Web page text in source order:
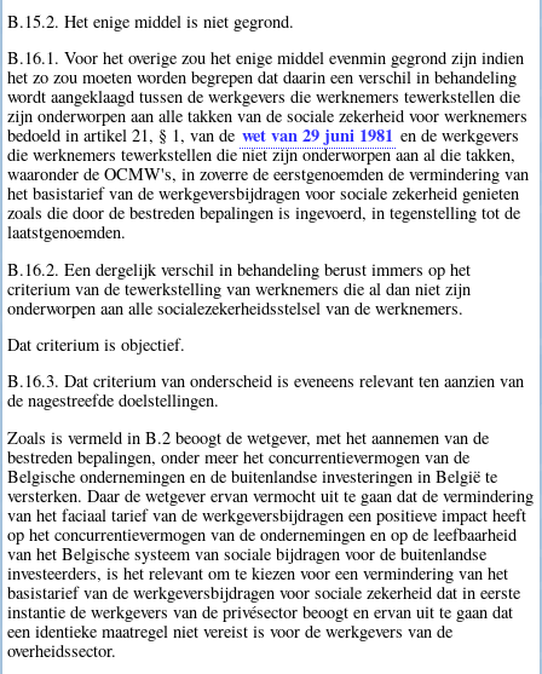
B.15.2. Het enige middel is niet gegrond.
B.16.1. Voor het overige zou het enige middel evenmin gegrond zijn indien
het zo zou moeten worden begrepen dat daarin een verschil in behandeling
wordt aangeklaagd tussen de werkgevers die werknemers tewerkstellen die
zijn onderworpen aan alle takken van de sociale zekerheid voor werknemers
bedoeld in artikel 21, § 1, van de wet van 29 juni 1981 en de werkgevers
die werknemers tewerkstellen die niet zijn onderworpen aan al die takken,
waaronder de OCMW's, in zoverre de eerstgenoemden de vermindering van
het basistarief van de werkgeversbijdragen voor sociale zekerheid genieten
zoals die door de bestreden bepalingen is ingevoerd, in tegenstelling tot de
laatstgenoemden.
B.16.2. Een dergelijk verschil in behandeling berust immers op het
criterium van de tewerkstelling van werknemers die al dan niet zijn
onderworpen aan alle socialezekerheidsstelsel van de werknemers.
Dat criterium is objectief.
B.16.3. Dat criterium van onderscheid is eveneens relevant ten aanzien van
de nagestreefde doelstellingen.
Zoals is vermeld in B.2 beoogt de wetgever, met het aannemen van de
bestreden bepalingen, onder meer het concurrentievermogen van de
Belgische ondernemingen en de buitenlandse investeringen in België te
versterken. Daar de wetgever ervan vermocht uit te gaan dat de vermindering
van het faciaal tarief van de werkgeversbijdragen een positieve impact heeft
op het concurrentievermogen van de ondernemingen en op de leefbaarheid
van het Belgische systeem van sociale bijdragen voor de buitenlandse
investeerders, is het relevant om te kiezen voor een vermindering van het
basistarief van de werkgeversbijdragen voor sociale zekerheid dat in eerste
instantie de werkgevers van de privésector beoogt en ervan uit te gaan dat
een identieke maatregel niet vereist is voor de werkgevers van de
overheidssector.